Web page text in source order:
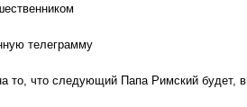
телеграмму
то, что следующий Папа Римский будет, в